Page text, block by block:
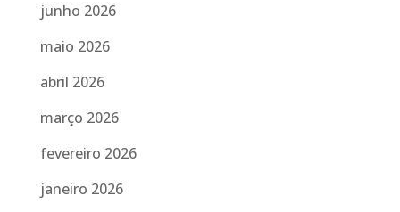
junho 2026
maio 2026
abril 2026
março 2026
fevereiro 2026
janeiro 2026